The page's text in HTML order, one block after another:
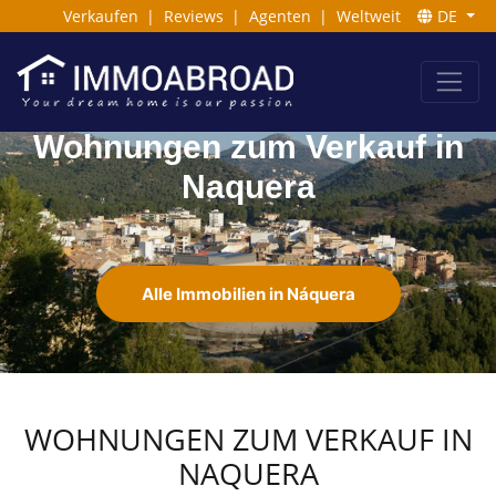
Verkaufen | Reviews | Agenten | Weltweit DE
Wohnungen zum Verkauf in
Naquera
Alle Immobilien in Náquera
WOHNUNGEN ZUM VERKAUF IN
NAQUERA